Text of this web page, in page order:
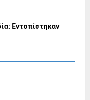
Εντοπίστηκαν